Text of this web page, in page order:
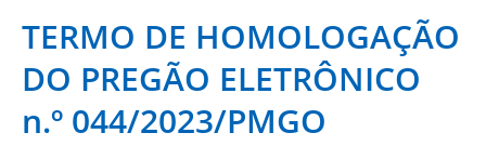
TERMO DE HOMOLOGAÇÃO
DO PREGÃO ELETRÔNICO
n.º 044/2023/PMGO